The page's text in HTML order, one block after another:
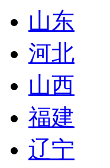
山东
河北
山西
福建
辽宁